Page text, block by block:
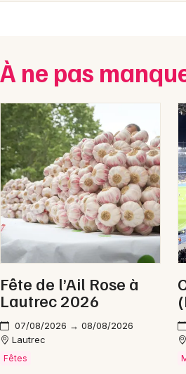
À ne pas
Fête de l’Ail Rose à
Lautrec 2026
07/08/2026 → 08/08/2026
Lautrec
Fêtes